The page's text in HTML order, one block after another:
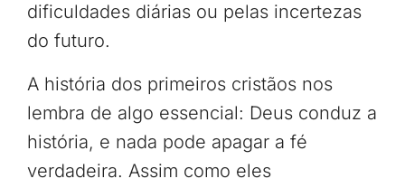
dificuldades diárias ou pelas incertezas
do futuro.
A história dos primeiros cristãos nos
lembra de algo essencial: Deus conduz a
história, e nada pode apagar a fé
verdadeira. Assim como eles